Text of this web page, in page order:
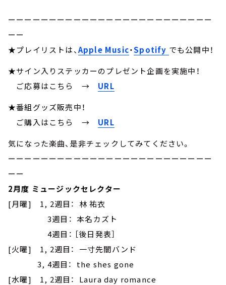
ーーーーーーーーーーーーーーーーーーーーーーーーー
ーー
★プレイリストは、Apple Music・Spotify でも公開中！
★サイン入りステッカーのプレゼント企画を実施中！
ご応募はこちら →
URL
★番組グッズ販売中！
ご購入はこちら → URL
気になった楽曲、是非チェックしてみてください。
ーーーーーーーーーーーーーーーーーーーーーーーーー
ーー
2月度 ミュージックセレクター
[月曜] 1, 2週目： 林 祐衣
3週目： 本名カズト
4週目： ［後日発表］
[火曜] 1, 2週目： 一寸先闇バンド
3, 4週目： the shes gone
[水曜] 1, 2週目： Laura day romance